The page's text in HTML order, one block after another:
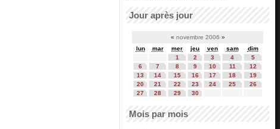
Jour après jour
« novembre 2006 »
lun
mar mer jeu ven sam
dim
1
2 3 4
5
6
7 8 9 10 11
12
13
14 15 16 17 18
19
20
21 22 23 24 25
26
27
28 29 30
Mois par mois